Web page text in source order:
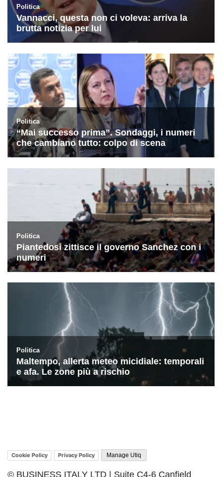
Cookie Policy Privacy Policy Manage Utiq
© BUSINESS ITALY LTD | Suite C4-6 Canfield